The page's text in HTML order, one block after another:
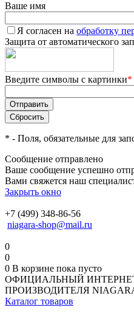
Ваше имя
Я согласен на обработку
Защита от автоматического
Введите символы с картинки*
* - Поля, обязательные для
Сообщение отправлено
Ваше сообщение успешно
Вами свяжется наш
Закрыть окно
+7 (499) 348-86-56
niagara-shop@mail.ru
0
0
0 В корзине пока пусто
ОФИЦИАЛЬНЫЙ
ПРОИЗВОДИТЕЛЯ
Каталог товаров